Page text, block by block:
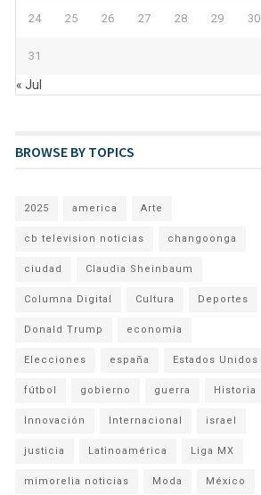
24 25 26 27 28 29 30
31
« Jul
BROWSE BY TOPICS
2025 america Arte
cb television noticias changoonga
ciudad Claudia Sheinbaum
Columna Digital Cultura Deportes
Donald Trump economia
Elecciones españa Estados Unidos
fútbol gobierno guerra Historia
Innovación Internacional israel
justicia Latinoamérica Liga MX
mimorelia noticias Moda México